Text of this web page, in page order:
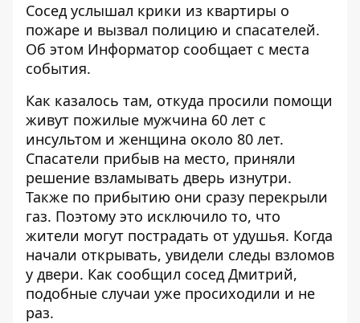
Сосед услышал крики из квартиры о
пожаре и вызвал полицию и спасателей.
Об этом Информатор сообщает с места
события.
Как казалось там, откуда просили помощи
живут пожилые мужчина 60 лет с
инсультом и женщина около 80 лет.
Спасатели прибыв на место, приняли
решение взламывать дверь изнутри.
Также по прибытию они сразу перекрыли
газ. Поэтому это исключило то, что
жители могут пострадать от удушья. Когда
начали открывать, увидели следы взломов
у двери. Как сообщил сосед Дмитрий,
подобные случаи уже просиходили и не
раз.